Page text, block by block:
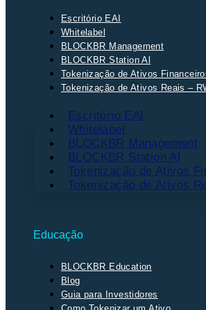
Escritório EAI
Whitelabel
BLOCKBR Management
BLOCKBR Station Al
Tokenização de Ativos
Tokenização de Ativos Reais –
Escritório EAI
Whitelabel
BLOCKBR Management
BLOCKBR Station Al
Tokenização de Ativos
Tokenização de Ativos
Educação
BLOCKBR Education
Blog
Guia para Investidores